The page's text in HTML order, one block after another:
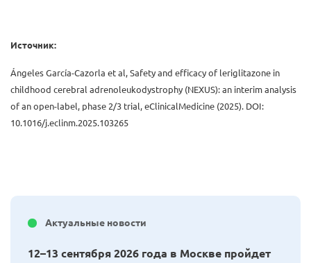
Источник:
Ángeles García-Cazorla et al, Safety and efficacy of leriglitazone in
childhood cerebral adrenoleukodystrophy (NEXUS): an interim analysis
of an open-label, phase 2/3 trial, eClinicalMedicine (2025). DOI:
10.1016/j.eclinm.2025.103265
Актуальные новости
12–13 сентября 2026 года в Москве пройдет